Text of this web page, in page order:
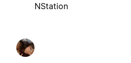
NStation